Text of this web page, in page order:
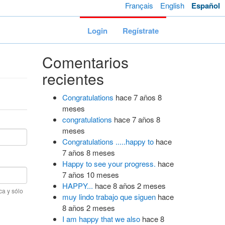
Français English Español
Login Regístrate
y sólo
Comentarios
recientes
Congratulations hace 7 años 8
meses
congratulations hace 7 años 8
meses
Congratulations .....happy to hace
7 años 8 meses
Happy to see your progress. hace
7 años 10 meses
HAPPY... hace 8 años 2 meses
muy lindo trabajo que siguen hace
8 años 2 meses
I am happy that we also hace 8